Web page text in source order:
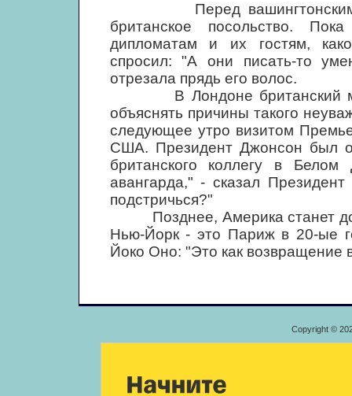
Перед вашингтонским
британское посольство.
дипломатам и их гостям,
спросил: "А они писать-то
отрезала прядь его волос.
В Лондоне британский
объяснять причины такого
следующее утро визитом
США. Президент Джонсон был
британского коллегу в
авангарда," - сказал
подстричься?"
Позднее, Америка станет
Нью-Йорк - это Париж в 20-ые
Йоко Оно: "Это как возвращение
Copyright ©